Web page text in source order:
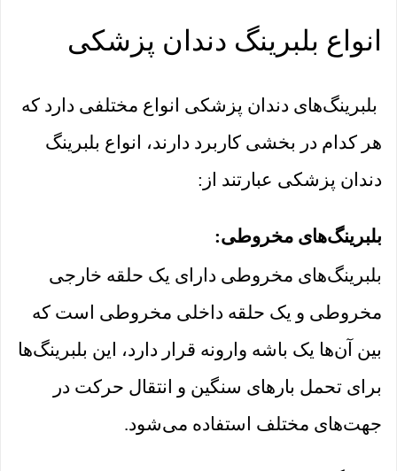
انواع بلبرینگ دندان پزشکی
بلبرینگ‌های دندان پزشکی انواع مختلفی دارد که
هر کدام در بخشی کاربرد دارند، انواع بلبرینگ
دندان پزشکی عبارتند از:
بلبرینگ‌های مخروطی‌:
بلبرینگ‌های مخروطی دارای یک حلقه خارجی
مخروطی و یک حلقه داخلی مخروطی است که
بین آن‌ها یک باشه وارونه قرار دارد، این بلبرینگ‌ها
برای تحمل بارهای سنگین و انتقال حرکت در
جهت‌های مختلف استفاده می‌شود.